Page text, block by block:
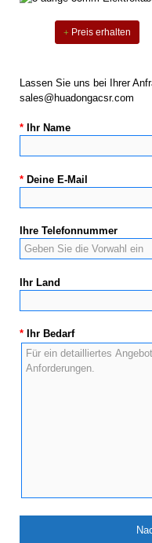
Preis erhalten
Lassen Sie uns bei Ihrer
sales@huadongacsr.com
* Ihr Name
* Deine E-Mail
Ihre Telefonnummer
Ihr Land
* Ihr Bedarf